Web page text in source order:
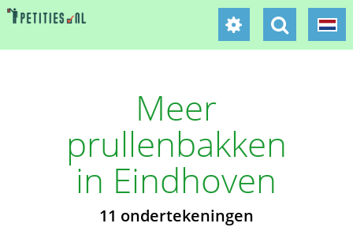
Meer
prullenbakken
in Eindhoven
11 ondertekeningen